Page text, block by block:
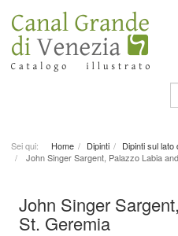
Sei qui: Home Dipinti
Dipinti sul lato
John Singer Sargent, Palazzo Labia
John Singer
St. Geremia